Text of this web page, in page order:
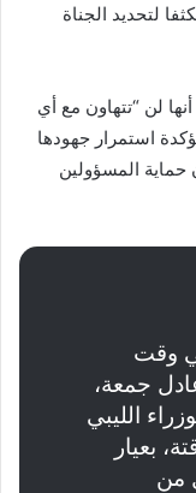
لتحديد الجناة
لن “تتهاون مع أي
استمرار جهودها
المسؤولين
وقت
جمعة،
الليبي
بعيار
من